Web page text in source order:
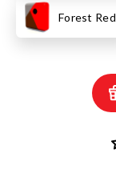
Forest Red